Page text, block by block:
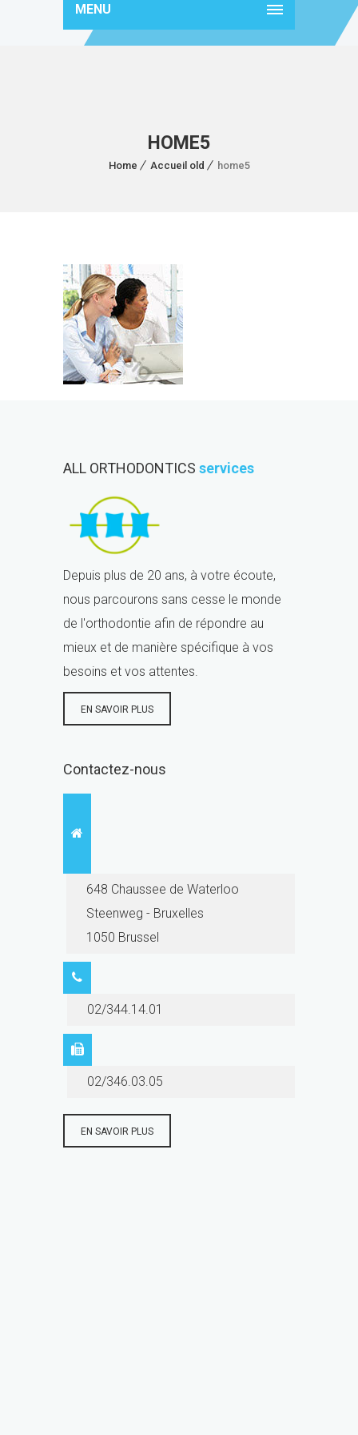
MENU
HOME5
Home Accueil old home5
ALL ORTHODONTICS services
Depuis plus de 20 ans, à votre écoute,
nous parcourons sans cesse le monde
de l'orthodontie afin de répondre au
mieux et de manière spécifique à vos
besoins et vos attentes.
EN SAVOIR PLUS
Contactez-nous
648 Chaussee de Waterloo
Steenweg - Bruxelles
1050 Brussel
02/344.14.01
02/346.03.05
EN SAVOIR PLUS